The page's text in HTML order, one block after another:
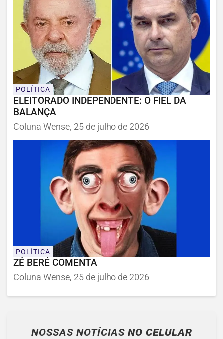
POLÍTICA
ELEITORADO INDEPENDENTE: O FIEL DA
BALANÇA
Coluna Wense, 25 de julho de 2026
POLÍTICA
ZÉ BERÉ COMENTA
Coluna Wense, 25 de julho de 2026
NOSSAS NOTÍCIAS NO CELULAR